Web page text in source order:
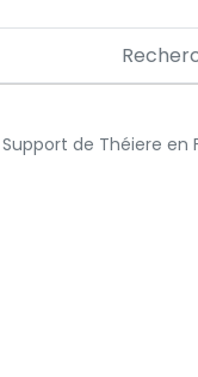
Support de Théiere en